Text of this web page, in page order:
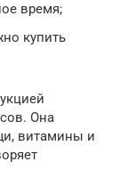
время;
купить
Она
витамины и